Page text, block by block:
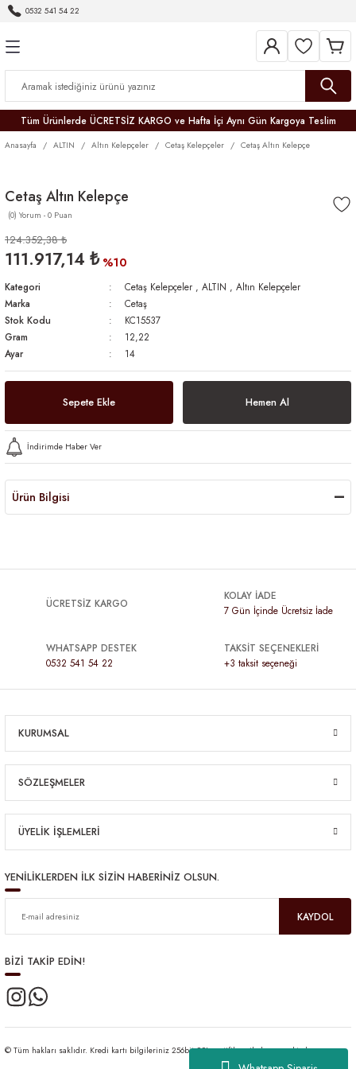
0532 541 54 22
Tüm Ürünlerde ÜCRETSİZ KARGO ve Hafta İçi Aynı Gün Kargoya Teslim
Anasayfa ALTIN Altın Kelepçeler Cetaş Kelepçeler Cetaş Altın Kelepçe
Cetaş Altın Kelepçe
(0) Yorum - 0 Puan
124.352,38 ₺
111.917,14 ₺ %10
Kategori Cetaş Kelepçeler , ALTIN , Altın Kelepçeler
Marka
Cetaş
Stok Kodu
KC15537
Gram
12,22
Ayar
14
Sepete Ekle Hemen Al
İndirimde Haber Ver
Ürün Bilgisi
ÜCRETSİZ KARGO
KOLAY İADE
7 Gün İçinde Ücretsiz İade
WHATSAPP DESTEK
0532 541 54 22
TAKSİT SEÇENEKLERİ
+3 taksit seçeneği
KURUMSAL
SÖZLEŞMELER
ÜYELİK İŞLEMLERİ
YENİLİKLERDEN İLK SİZİN HABERİNİZ OLSUN.
KAYDOL
BİZİ TAKİP EDİN!
© Tüm hakları saklıdır. Kredi kartı bilgileriniz 256bit SSL sertifikası ile korunmaktadır.